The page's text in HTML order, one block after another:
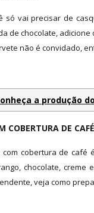
só vai precisar de
de chocolate,
não é convidado,
a produção
COBERTURA DE CAFÉ
com cobertura de café
chocolate,
veja como